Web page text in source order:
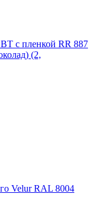
с пленкой RR 887
(2,
Velur RAL 8004